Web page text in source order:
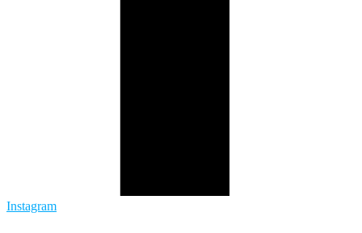
Instagram